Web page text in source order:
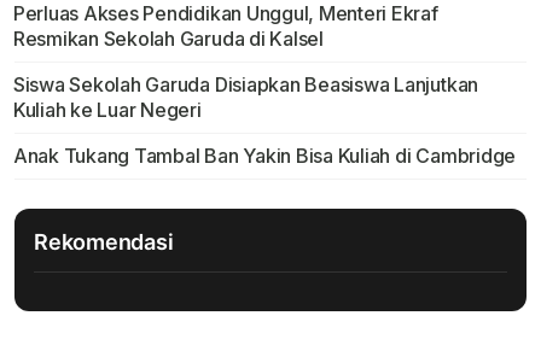
Perluas Akses Pendidikan Unggul, Menteri Ekraf
Resmikan Sekolah Garuda di Kalsel
Siswa Sekolah Garuda Disiapkan Beasiswa Lanjutkan
Kuliah ke Luar Negeri
Anak Tukang Tambal Ban Yakin Bisa Kuliah di Cambridge
Rekomendasi